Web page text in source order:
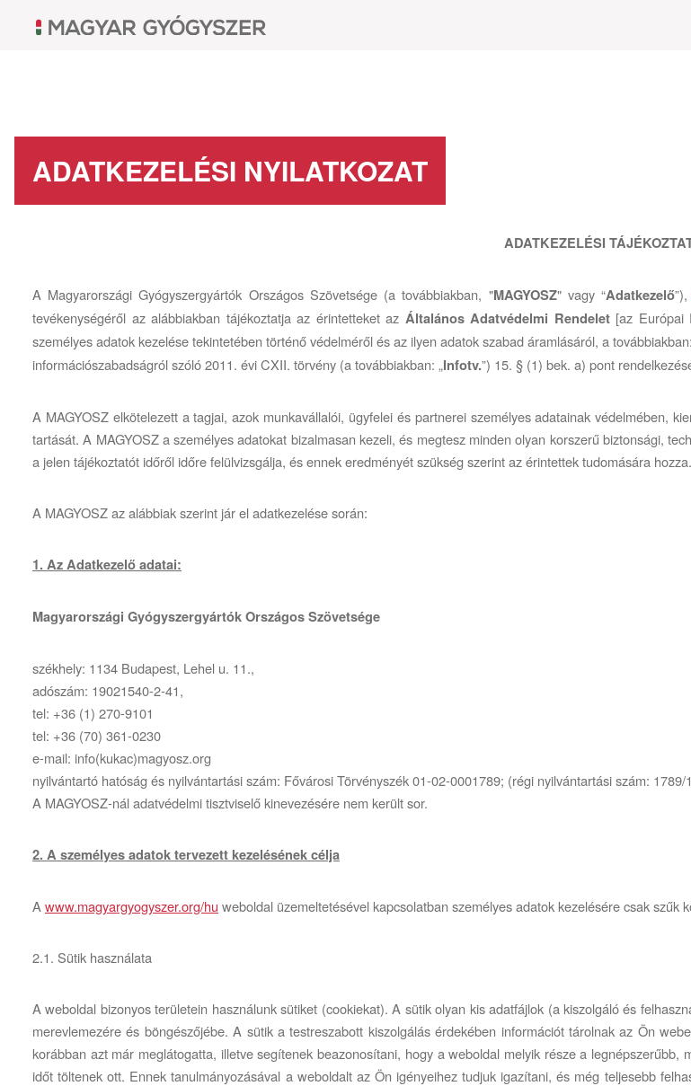
ADATKEZELÉSI NYILATKOZAT
ADATKEZELÉSI
A Magyarországi Gyógyszergyártók Országos Szövetsége (a továbbiakban, "MAGYOSZ" vagy “Adatkezelő
tevékenységéről az alábbiakban tájékoztatja az érintetteket az Általános Adatvédelmi Rendelet[az Európai
személyes adatok kezelése tekintetében történő védelméről és az ilyen adatok szabad áramlásáról, a
információszabadságról szóló 2011. évi CXII. törvény (a továbbiakban: „Infotv.”) 15. § (1) bek. a) pont
A MAGYOSZ elkötelezett a tagjai, azok munkavállalói, ügyfelei és partnerei személyes adatainak védelmében,
tartását. A MAGYOSZ a személyes adatokat bizalmasan kezeli, és megtesz minden olyan korszerű biztonsági,
a jelen tájékoztatót időről időre felülvizsgálja, és ennek eredményét szükség szerint az érintettek tudomására hozza.
A MAGYOSZ az alábbiak szerint jár el adatkezelése során:
1. Az Adatkezelő adatai:
Magyarországi Gyógyszergyártók Országos Szövetsége
székhely: 1134 Budapest, Lehel u. 11.,
adószám: 19021540-2-41,
tel: +36 (1) 270-9101
tel: +36 (70) 361-0230
e-mail: info(kukac)magyosz.org
nyilvántartó hatóság és nyilvántartási szám: Fővárosi Törvényszék 01-02-0001789; (régi nyilvántartási szám: 1789/
A MAGYOSZ-nál adatvédelmi tisztviselő kinevezésére nem került sor.
2. A személyes adatok tervezett kezelésének célja
A www.magyargyogyszer.org/hu weboldal üzemeltetésével kapcsolatban személyes adatok kezelésére csak szűk
2.1. Sütik használata
A weboldal bizonyos területein használunk sütiket (cookiekat). A sütik olyan kis adatfájlok (a kiszolgáló és
merevlemezére és böngészőjébe. A sütik a testreszabott kiszolgálás érdekében információt tárolnak az Ön
korábban azt már meglátogatta, illetve segítenek beazonosítani, hogy a weboldal melyik része a
időt töltenek ott. Ennek tanulmányozásával a weboldalt az Ön igényeihez tudjuk igazítani, és még teljesebb